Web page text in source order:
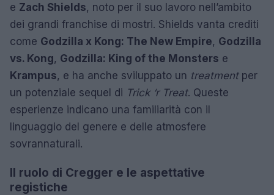
e Zach Shields, noto per il suo lavoro nell’ambito
dei grandi franchise di mostri. Shields vanta crediti
come Godzilla x Kong: The New Empire, Godzilla
vs. Kong, Godzilla: King of the Monsters e
Krampus, e ha anche sviluppato un treatmentper
un potenziale sequel di Trick ‘r Treat. Queste
esperienze indicano una familiarità con il
linguaggio del genere e delle atmosfere
sovrannaturali.
Il ruolo di Cregger e le aspettative
registiche